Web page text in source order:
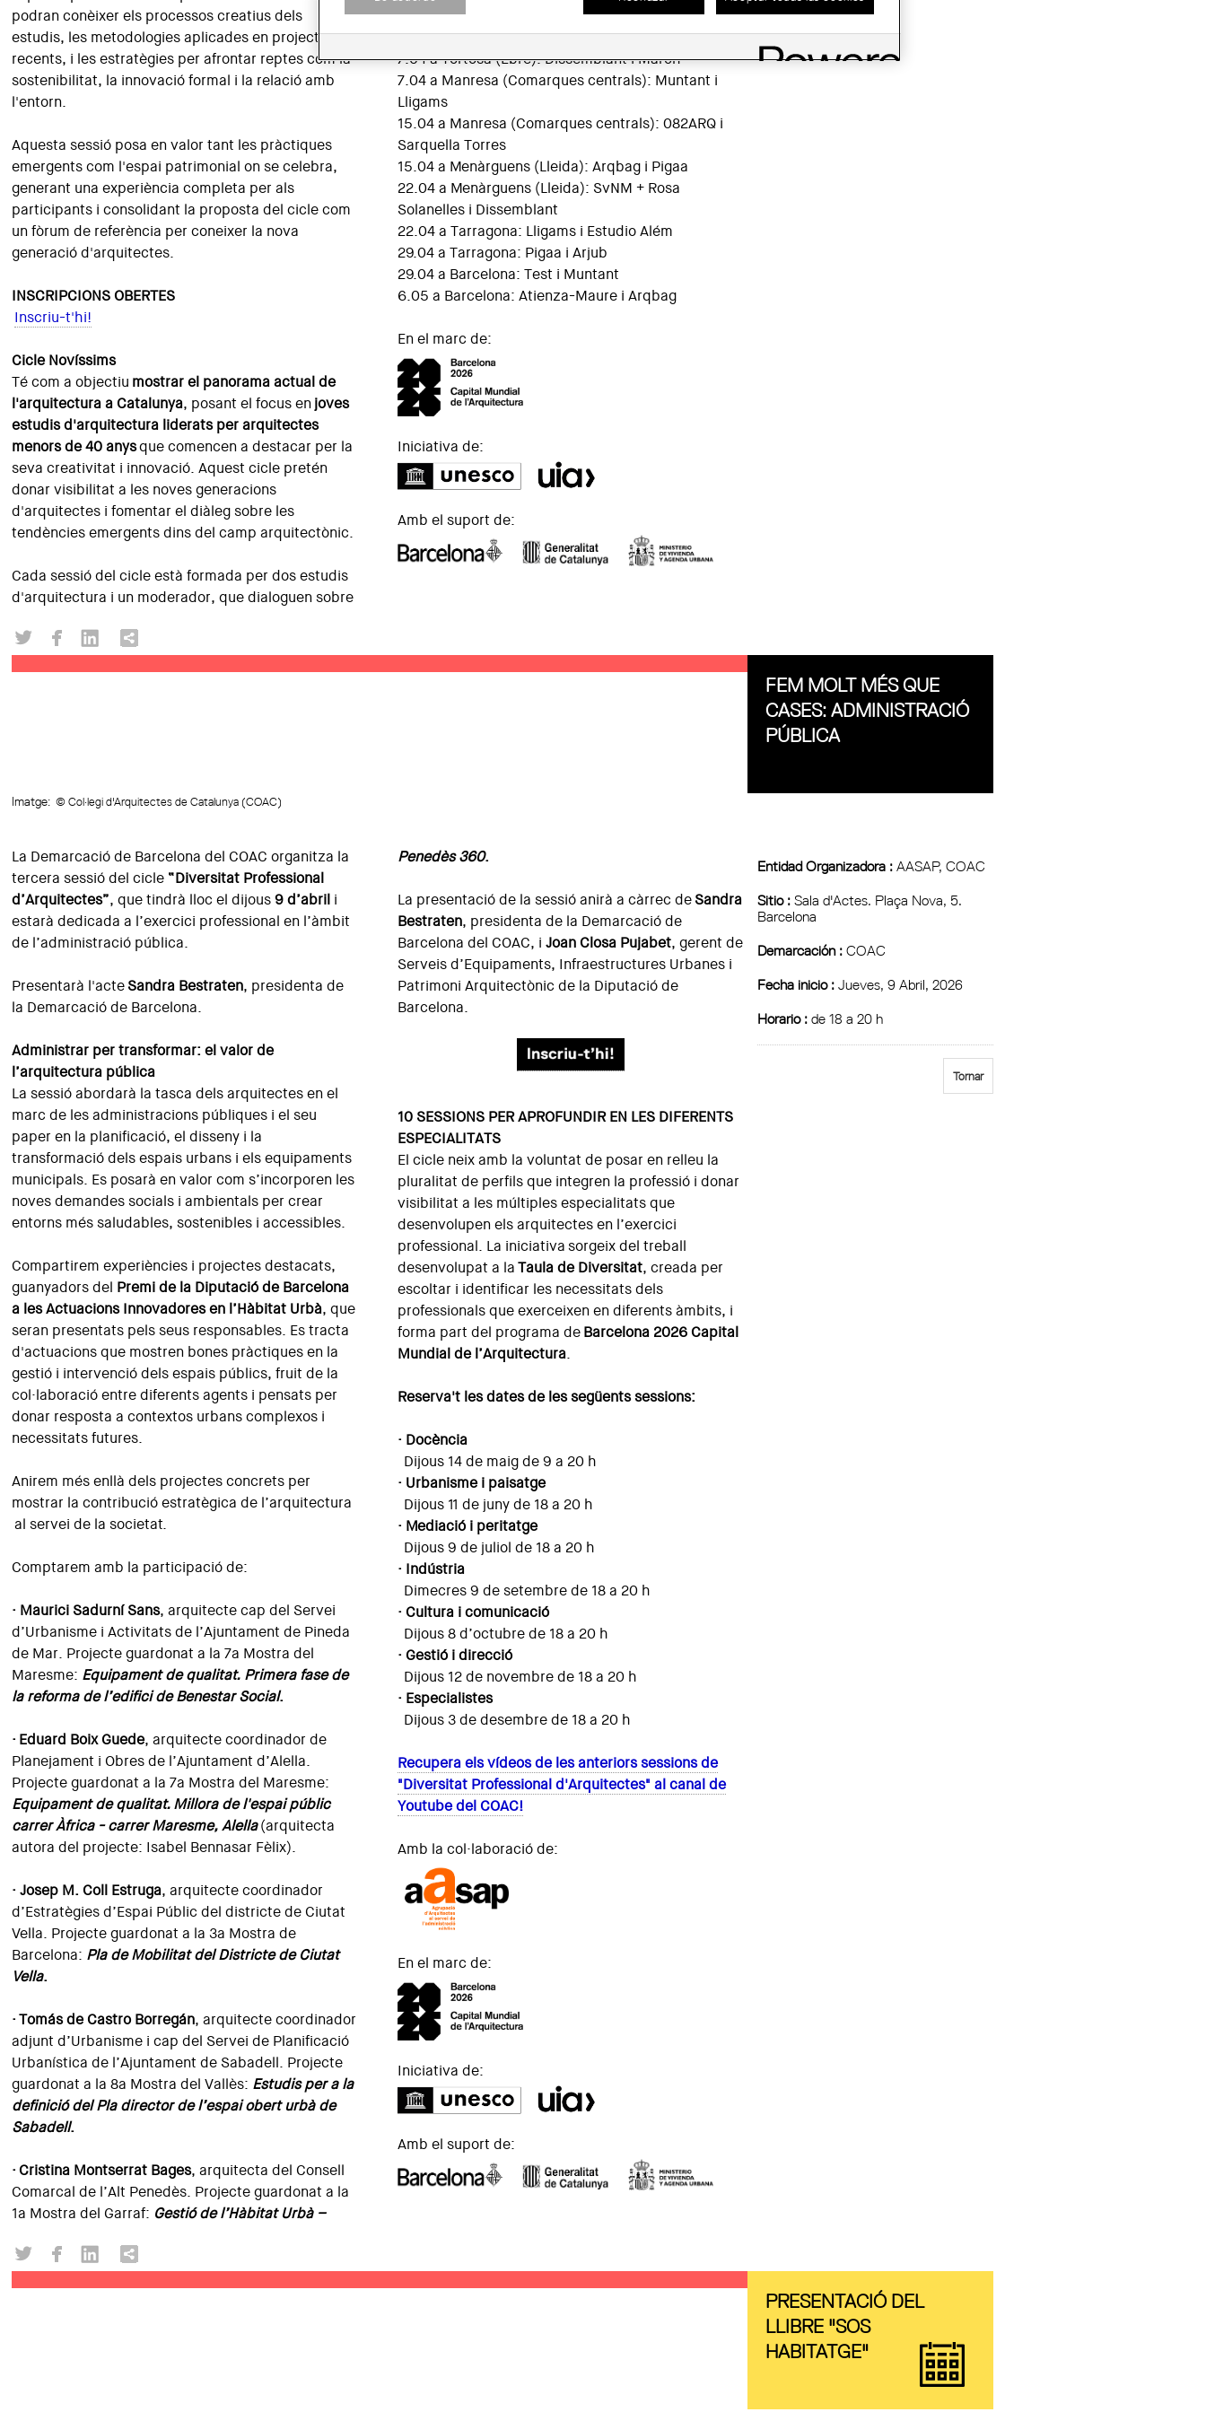
podran conèixer els processos creatius dels
estudis, les metodologies aplicades en projectes
recents, i les estratègies per afrontar reptes com la
sostenibilitat, la innovació formal i la relació amb
l'entorn.
Aquesta sessió posa en valor tant les pràctiques
emergents com l'espai patrimonial on se celebra,
generant una experiència completa per als
participants i consolidant la proposta del cicle com
un fòrum de referència per coneixer la nova
generació d'arquitectes.
INSCRIPCIONS OBERTES
Inscriu-t'hi!
Cicle Novíssims
Té com a objectiu mostrar el panorama actual de
l'arquitectura a Catalunya, posant el focus enjoves
estudis d'arquitectura liderats per arquitectes
menors de 40 anysque comencen a destacar per la
seva creativitat i innovació. Aquest cicle pretén
donar visibilitat a les noves generacions
d'arquitectes i fomentar el diàleg sobre les
tendències emergents dins del camp arquitectònic.
Cada sessió del cicle està formada per dos estudis
d'arquitectura i un moderador, que dialoguen sobre
25.03 a Figueres (Girona): Estudio Além i h3o
25.03 a Tortosa (Ebre): Arjub i 082ARQ
7.04 a Tortosa (Ebre): Dissemblant i March
7.04 a Manresa (Comarques centrals): Muntant i
Lligams
15.04 a Manresa (Comarques centrals): 082ARQ i
Sarquella Torres
15.04 a Menàrguens (Lleida): Arqbag i Pigaa
22.04 a Menàrguens (Lleida): SvNM + Rosa
Solanelles i Dissemblant
22.04 a Tarragona: Lligams i Estudio Além
29.04 a Tarragona: Pigaa i Arjub
29.04 a Barcelona: Test i Muntant
6.05 a Barcelona: Atienza-Maure i Arqbag
En el marc de:
Iniciativa de:
Amb el suport de:
FEM MOLT MÉS QUE
CASES: ADMINISTRACIÓ
PÚBLICA
Imatge: © Col·legi d'Arquitectes de Catalunya (COAC)
Entidad Organizadora :AASAP, COAC
Sitio :Sala d'Actes. Plaça Nova, 5.
Barcelona
Demarcación :COAC
Fecha inicio :Jueves, 9 Abril, 2026
Horario :de 18 a 20 h
Tornar
La Demarcació de Barcelona del COAC organitza la
tercera sessió del cicle “Diversitat Professional
d’Arquitectes”, que tindrà lloc el dijous9 d’abril i
estarà dedicada a l’exercici professional en l’àmbit
de l’administració pública.
Presentarà l'acteSandra Bestraten, presidenta de
la Demarcació de Barcelona.
Administrar per transformar: el valor de
l’arquitectura pública
La sessió abordarà la tasca dels arquitectes en el
marc de les administracions públiques i el seu
paper en la planificació, el disseny i la
transformació dels espais urbans i els equipaments
municipals. Es posarà en valor com s’incorporen les
noves demandes socials i ambientals per crear
entorns més saludables, sostenibles i accessibles.
Compartirem experiències i projectes destacats,
guanyadors del Premi de la Diputació de Barcelona
a les Actuacions Innovadores en l’Hàbitat Urbà, que
seran presentats pels seus responsables. Es tracta
d'actuacions que mostren bones pràctiques en la
gestió i intervenció dels espais públics, fruit de la
col·laboració entre diferents agents i pensats per
donar resposta a contextos urbans complexos i
necessitats futures.
Anirem més enllà dels projectes concrets per
mostrar la contribució estratègica de l’arquitectura
al servei de la societat.
Comptarem amb la participació de:
· Maurici Sadurní Sans, arquitecte cap del Servei
d’Urbanisme i Activitats de l’Ajuntament de Pineda
de Mar. Projecte guardonat a la 7a Mostra del
Maresme: Equipament de qualitat. Primera fase de
la reforma de l’edifici de Benestar Social.
· Eduard Boix Guede, arquitecte coordinador de
Planejament i Obres de l’Ajuntament d’Alella.
Projecte guardonat a la 7a Mostra del Maresme:
Equipament de qualitat.Millora de l'espai públic
carrer Àfrica - carrer Maresme, Alella(arquitecta
autora del projecte: Isabel Bennasar Fèlix).
· Josep M. Coll Estruga, arquitecte coordinador
d’Estratègies d’Espai Públic del districte de Ciutat
Vella. Projecte guardonat a la 3a Mostra de
Barcelona: Pla de Mobilitat del Districte de Ciutat
Vella.
·Tomás de Castro Borregán, arquitecte coordinador
adjunt d’Urbanisme i cap del Servei de Planificació
Urbanística de l’Ajuntament de Sabadell. Projecte
guardonat a la 8a Mostra del Vallès: Estudis per a la
definició del Pla director de l’espai obert urbà de
Sabadell.
· Cristina Montserrat Bages, arquitecta del Consell
Comarcal de l’Alt Penedès. Projecte guardonat a la
1a Mostra del Garraf: Gestió de l’Hàbitat Urbà –
Penedès 360.
La presentació de la sessió anirà a càrrec deSandra
Bestraten, presidenta de la Demarcació de
Barcelona del COAC, iJoan Closa Pujabet, gerent de
Serveis d’Equipaments, Infraestructures Urbanes i
Patrimoni Arquitectònic de la Diputació de
Barcelona.
10 SESSIONS PER APROFUNDIR EN LES DIFERENTS
ESPECIALITATS
El cicle neix amb la voluntat de posar en relleu la
pluralitat de perfils que integren la professió i donar
visibilitat a les múltiples especialitats que
desenvolupen els arquitectes en l’exercici
professional. La iniciativa sorgeix del treball
desenvolupat a laTaula de Diversitat, creada per
escoltar i identificar les necessitats dels
professionals que exerceixen en diferents àmbits, i
forma part del programa deBarcelona 2026 Capital
Mundial de l’Arquitectura.
Reserva't les dates de les següents sessions:
· Docència
Dijous 14 de maig de 9 a 20 h
· Urbanisme i paisatge
Dijous 11 de juny de 18 a 20 h
· Mediació i peritatge
Dijous 9 de juliol de 18 a 20 h
· Indústria
Dimecres 9 de setembre de 18 a 20 h
· Cultura i comunicació
Dijous 8 d’octubre de 18 a 20 h
· Gestió i direcció
Dijous 12 de novembre de 18 a 20 h
· Especialistes
Dijous 3 de desembre de 18 a 20 h
Recupera els vídeos de les anteriors sessions de
"Diversitat Professional d'Arquitectes" al canal de
Youtube del COAC!
Amb la col·laboració de:
En el marc de:
Iniciativa de:
Amb el suport de:
PRESENTACIÓ DEL
LLIBRE "SOS
HABITATGE"